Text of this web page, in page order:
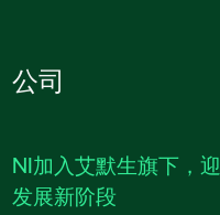
公司
NI加入艾默生旗下，
发展新阶段